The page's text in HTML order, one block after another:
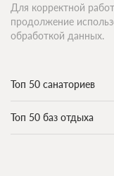
Топ 50 санаториев
Топ 50 баз отдыха
Для корректной
продолжение
обработкой данных.